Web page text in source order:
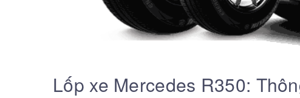
Lốp xe Mercedes R350: